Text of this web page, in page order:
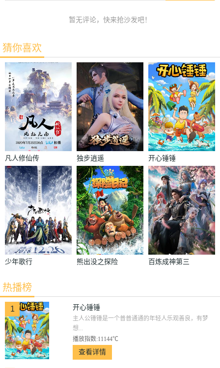
暂无评论，快来抢沙发吧！
猜你喜欢
凡人修仙传 独步逍遥 开心锤锤
少年歌行
熊出没之探险
百炼成神第三
热播榜
1 开心锤锤
主人公锤锤是一个普普通通的年轻人乐观善良，有梦
想...
播放指数:11144℃
查看详情